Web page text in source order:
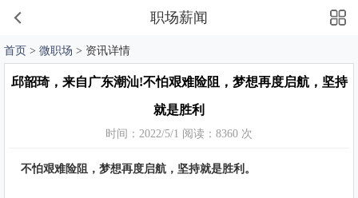
职场薪闻
首页 > 微职场 > 资讯详情
邱韶琦，来自广东潮汕!不怕艰难险阻，梦想再度启航，坚持
就是胜利
时间：2022/5/1 阅读：8360 次
不怕艰难险阻，梦想再度启航，坚持就是胜利。